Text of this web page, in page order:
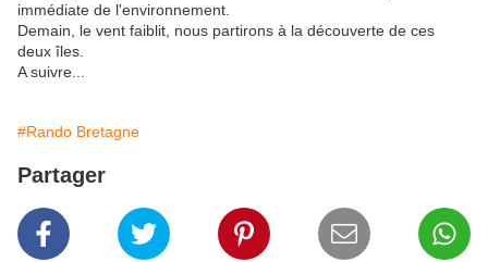
immédiate de l'environnement.
Demain, le vent faiblit, nous partirons à la découverte de ces
deux îles.
A suivre...
#Rando Bretagne
Partager